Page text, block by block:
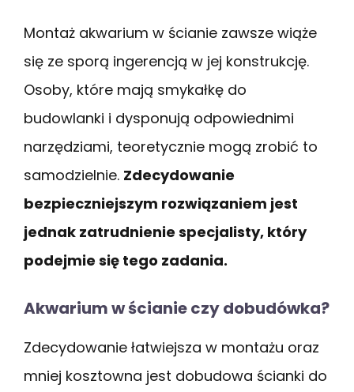
Montaż akwarium w ścianie zawsze wiąże
się ze sporą ingerencją w jej konstrukcję.
Osoby, które mają smykałkę do
budowlanki i dysponują odpowiednimi
narzędziami, teoretycznie mogą zrobić to
samodzielnie. Zdecydowanie
bezpieczniejszym rozwiązaniem jest
jednak zatrudnienie specjalisty, który
podejmie się tego zadania.
Akwarium w ścianie czy dobudówka?
Zdecydowanie łatwiejsza w montażu oraz
mniej kosztowna jest dobudowa ścianki do